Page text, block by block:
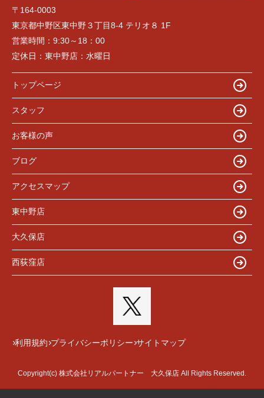
〒164-0003
東京都中野区東中野３丁目8-4 テリオ８ 1F
営業時間： 9:30～18：00
定休日： 東中野店：水曜日
トップページ
スタッフ
お客様の声
ブログ
アクセスマップ
東中野店
大久保店
西荻窪店
利用規約 プライバシーポリシー サイトマップ
Copyright(c) 株式会社リアルパートナー 大久保店 All Rights Reserved.